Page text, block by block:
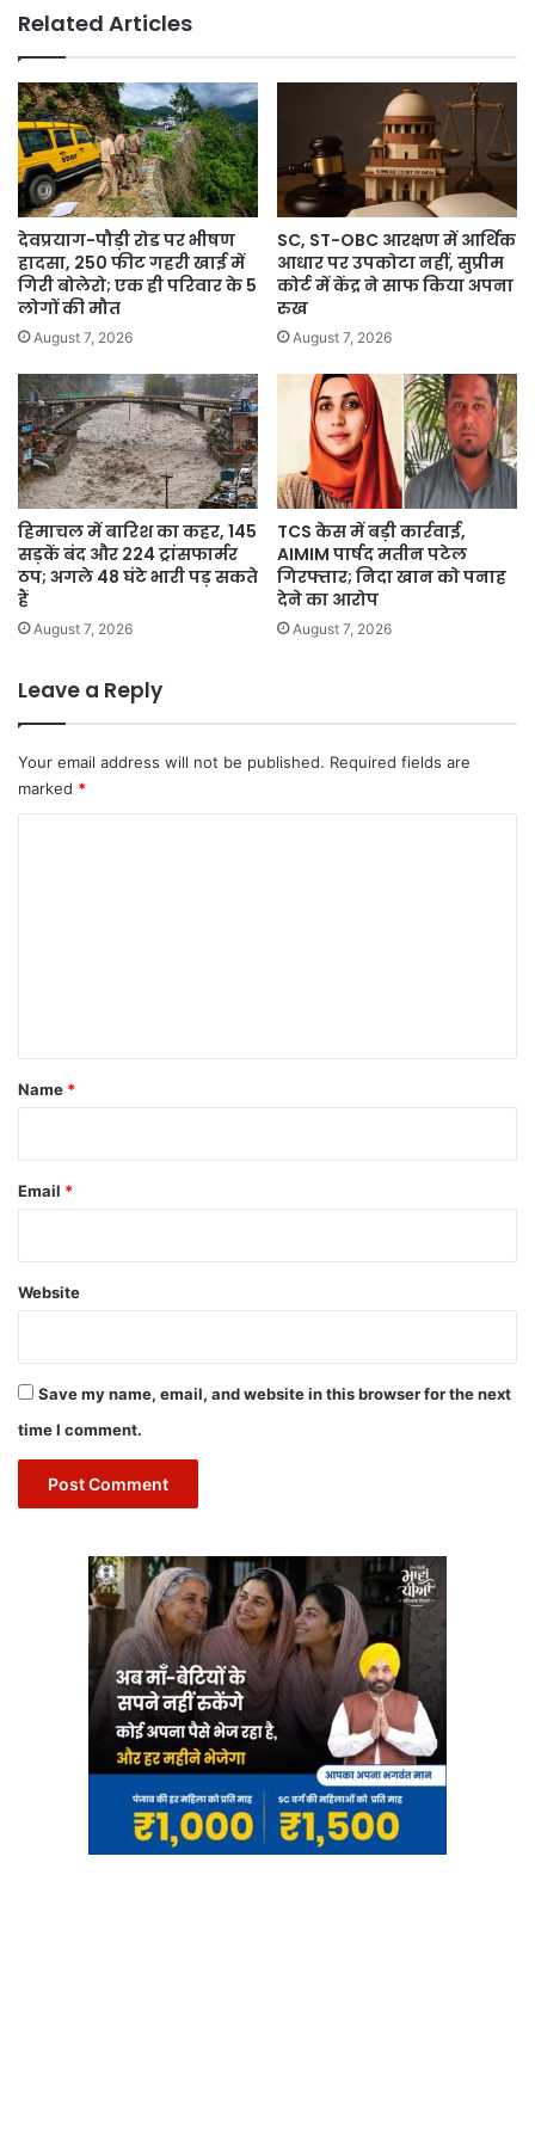
रोके
रखे
बड़े
फैसले
Related Articles
देवप्रयाग-पौड़ी रोड पर भीषण
हादसा, 250 फीट गहरी खाई में
गिरी बोलेरो; एक ही परिवार के 5
लोगों की मौत
August 7, 2026
SC, ST-OBC आरक्षण में आर्थिक
आधार पर उपकोटा नहीं, सुप्रीम
कोर्ट में केंद्र ने साफ किया अपना
रुख
August 7, 2026
हिमाचल में बारिश का कहर, 145
सड़कें बंद और 224 ट्रांसफार्मर
ठप; अगले 48 घंटे भारी पड़ सकते
हैं
August 7, 2026
TCS केस में बड़ी कार्रवाई,
AIMIM पार्षद मतीन पटेल
गिरफ्तार; निदा खान को पनाह
देने का आरोप
August 7, 2026
Leave a Reply
Your email address will not be published. Required fields are
marked *
*
Name *
Email *
Website
Save my name, email, and website in this browser for the next
time I comment.